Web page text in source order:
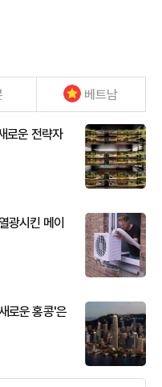
베트남
로운 전략자
광시킨 메이
로운 홍콩'은